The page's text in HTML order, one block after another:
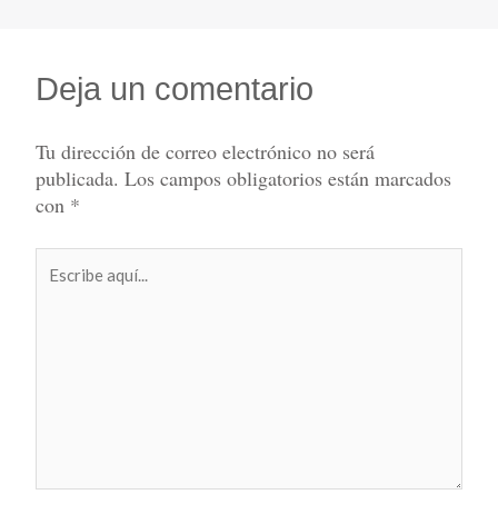
Deja un comentario
Tu dirección de correo electrónico no será
publicada. Los campos obligatorios están marcados
con *
aquí...